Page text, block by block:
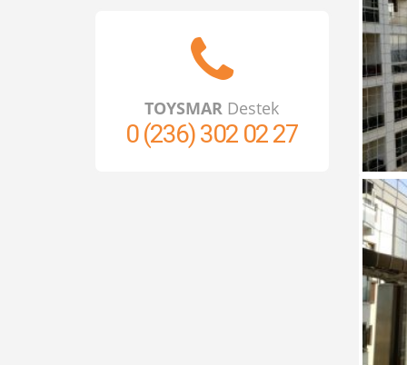
TOYSMAR Destek
0 (236) 302 02 27